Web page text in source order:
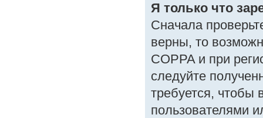
Я только что
Сначала
верны, то
COPPA и при
следуйте
требуется, чтобы
пользователями